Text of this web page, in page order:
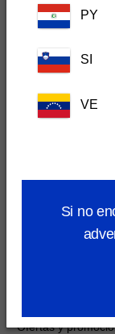
Acepto
No acepto
Formación en
Ofertas y
PY
SI
VE
Si no